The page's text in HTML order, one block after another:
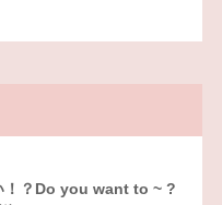
！？Do you want to ~ ?